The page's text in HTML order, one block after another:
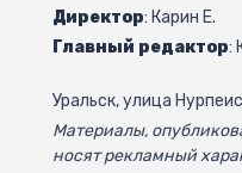
Директор: Карин Е.
Главный редактор:
Уральск, улица
Материалы,
носят рекламный